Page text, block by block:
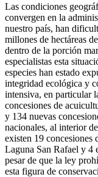
Las condiciones
convergen en la
nuestro país, han
millones de hectáreas
dentro de la porción
especialistas esta
especies han estado
integridad ecológica y
intensiva, en particular
concesiones de
y 134 nuevas
nacionales, al interior
existen 19 concesiones
Laguna San Rafael y 4
pesar de que la ley
esta figura de